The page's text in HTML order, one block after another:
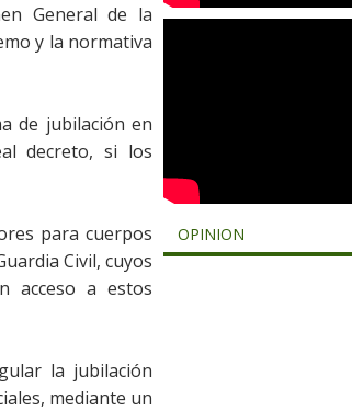
General de la
y la normativa
de jubilación en
decreto, si los
para cuerpos
Civil, cuyos
acceso a estos
la jubilación
mediante un
OPINION